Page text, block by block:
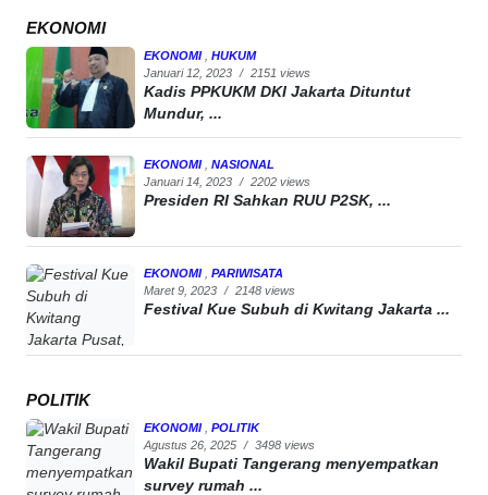
EKONOMI
EKONOMI
HUKUM
Januari 12, 2023 / 2151 views
Kadis PPKUKM DKI Jakarta Dituntut
Mundur, ...
EKONOMI
NASIONAL
Januari 14, 2023 / 2202 views
Presiden RI Sahkan RUU P2SK, ...
EKONOMI
PARIWISATA
Maret 9, 2023 / 2148 views
Festival Kue Subuh di Kwitang Jakarta ...
POLITIK
EKONOMI
POLITIK
Agustus 26, 2025 / 3498 views
Wakil Bupati Tangerang menyempatkan
survey rumah ...